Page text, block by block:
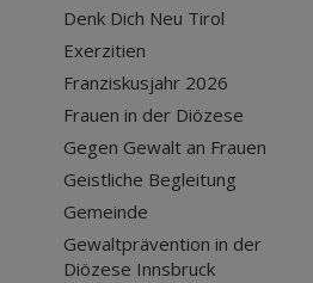
Denk Dich Neu Tirol
Exerzitien
Franziskusjahr 2026
Frauen in der Diözese
Gegen Gewalt an Frauen
Geistliche Begleitung
Gemeinde
Gewaltprävention in der
Diözese Innsbruck